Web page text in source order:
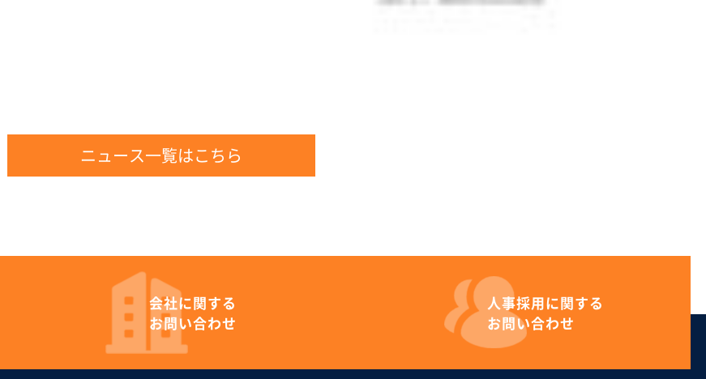
ニュース一覧はこちら
会社に関する
お問い合わせ
人事採用に関する
お問い合わせ